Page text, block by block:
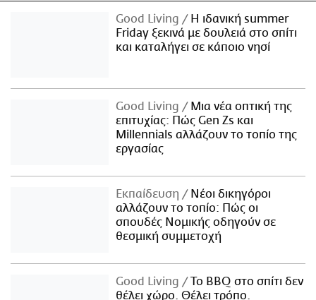
Good Living
Η ιδανική summer
Friday ξεκινά με δουλειά στο σπίτι
και καταλήγει σε κάποιο νησί
Good Living
Μια νέα οπτική της
επιτυχίας: Πώς Gen Zs και
Millennials αλλάζουν το τοπίο της
εργασίας
Εκπαίδευση
Νέοι δικηγόροι
αλλάζουν το τοπίο: Πώς οι
σπουδές Νομικής οδηγούν σε
θεσμική συμμετοχή
Good Living
Το BBQ στο σπίτι δεν
θέλει χώρο. Θέλει τρόπο.